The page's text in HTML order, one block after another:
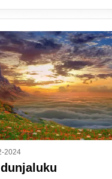
2024